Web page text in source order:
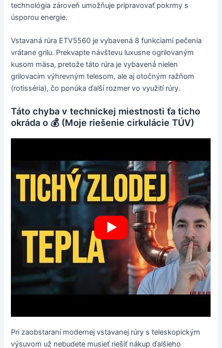
technológia zároveň umožňuje pripravovať pokrmy s
úsporou energie.
Vstavaná rúra ETV5560 je vybavená 8 funkciami pečenia
vrátane grilu. Prekvapte návštevu luxusne ogrilovaným
kusom mäsa, pretože táto rúra je vybavená nielen
grilovacím výhrevným telesom, ale aj otočným ražňom
(rotisséria), čo ponúka ďalší rozmer vo využití rúry.
Táto chyba v technickej miestnosti ťa ticho
okráda o 💰 (Moje riešenie cirkulácie TÚV)
Pri zaobstaraní modernej vstavanej rúry s teleskopickým
výsuvom už nebudete musieť riešiť nákup ďalšieho